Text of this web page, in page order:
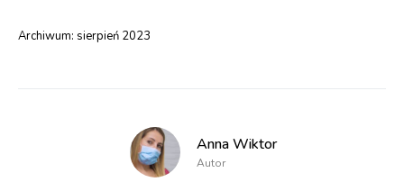
Archiwum: sierpień 2023
Anna Wiktor
Autor